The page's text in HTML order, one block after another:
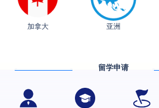
加拿大 亚洲
留学申请
从上海财大2+2到谢菲尔德：低
香港理工大学王牌专业录取案例
伯明翰大学数字媒体与创意产业